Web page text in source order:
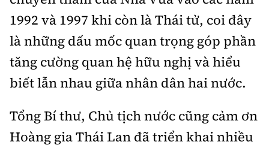
1992 và 1997 khi còn là Thái tử, coi đây
là những dấu mốc quan trọng góp phần
tăng cường quan hệ hữu nghị và hiểu
biết lẫn nhau giữa nhân dân hai nước.
Tổng Bí thư, Chủ tịch nước cũng cảm ơn
Hoàng gia Thái Lan đã triển khai nhiều